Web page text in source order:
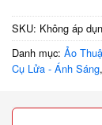
SKU: Không áp
Danh mục: Ảo
Cụ Lửa - Ánh Sáng,